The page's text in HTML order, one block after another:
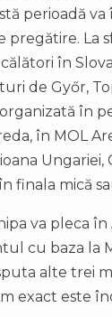
perioadă va
pregătire. La
în
de Győr,
în
în MOL
Ungariei,
finala mică
va pleca în
cu baza la
alte trei
exact este